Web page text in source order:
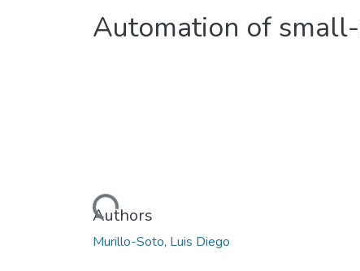
Automation of
Loading...
Authors
Murillo-Soto, Luis Diego